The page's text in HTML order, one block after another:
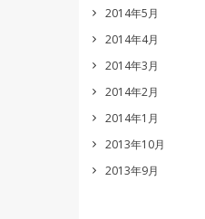
2014年5月
2014年4月
2014年3月
2014年2月
2014年1月
2013年10月
2013年9月